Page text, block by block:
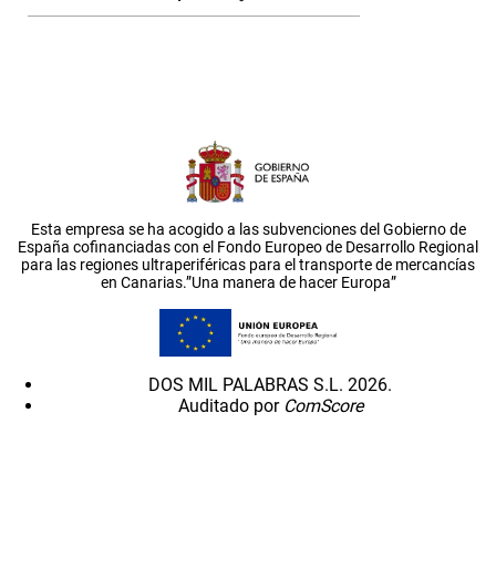
Esta empresa se ha acogido a las subvenciones del Gobierno de
España cofinanciadas con el Fondo Europeo de Desarrollo Regional
para las regiones ultraperiféricas para el transporte de mercancías
en Canarias.”Una manera de hacer Europa”
DOS MIL PALABRAS S.L. 2026.
Auditado por ComScore